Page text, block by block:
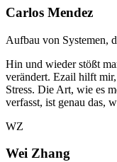
Carlos Mendez
Aufbau von Systemen,
Hin und wieder stößt
verändert. Ezail hilft
Stress. Die Art, wie es
verfasst, ist genau das,
WZ
Wei Zhang